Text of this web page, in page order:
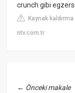
crunch gibi
Kaynak
ntv.com.tr
← Önceki makale